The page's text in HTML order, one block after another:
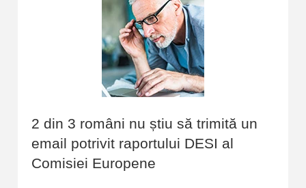
2 din 3 români nu știu să trimită un
email potrivit raportului DESI al
Comisiei Europene